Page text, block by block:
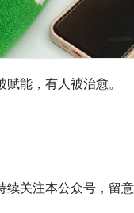
能，有人被治愈。
关注本公众号，留